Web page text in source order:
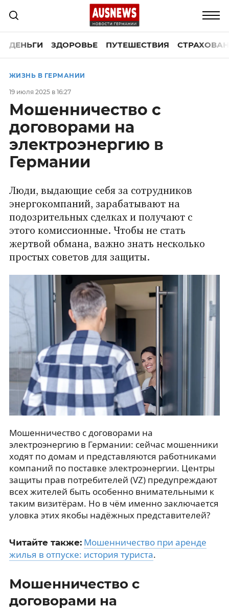
ДЕНЬГИ ЗДОРОВЬЕ ПУТЕШЕСТВИЯ
ЖИЗНЬ В ГЕРМАНИИ
19 июля 2025 в 16:27
Мошенничество с
договорами на
электроэнергию в
Германии
Люди, выдающие себя за сотрудников
энергокомпаний, зарабатывают на
подозрительных сделках и получают с
этого комиссионные. Чтобы не стать
жертвой обмана, важно знать несколько
простых советов для защиты.
Мошенничество с договорами на
электроэнергию в Германии: сейчас мошенники
ходят по домам и представляются работниками
компаний по поставке электроэнергии. Центры
защиты прав потребителей (VZ) предупреждают
всех жителей быть особенно внимательными к
таким визитёрам. Но в чём именно заключается
уловка этих якобы надёжных представителей?
Читайте также: Мошенничество при аренде
жилья в отпуске: история туриста.
Мошенничество с
договорами на